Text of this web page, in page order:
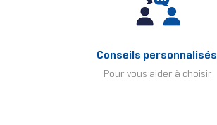
Conseils personnalisés
Pour vous aider à choisir